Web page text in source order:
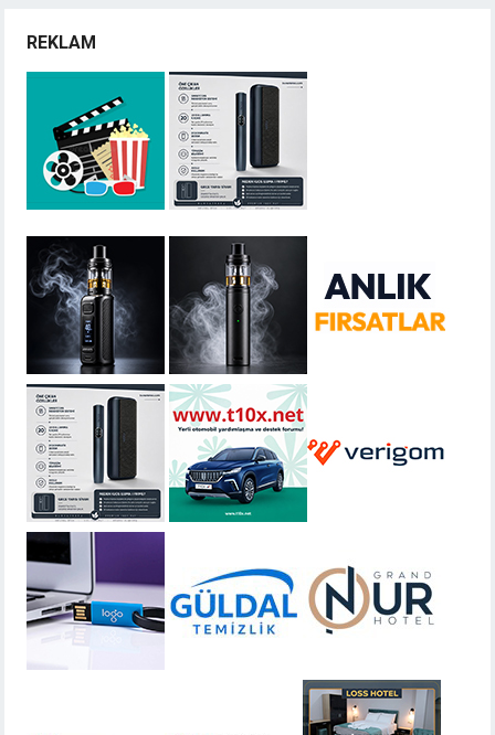
REKLAM